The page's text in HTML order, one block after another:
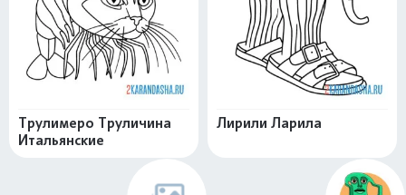
Трулимеро Труличина
Итальянские
Лирили Ларила